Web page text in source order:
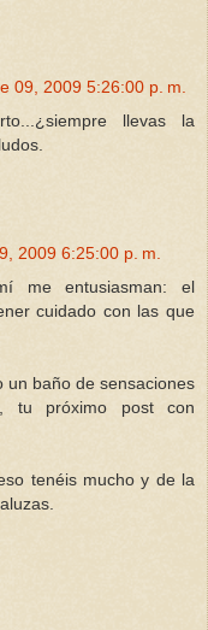
09, 2009 5:26:00 p. m.
llevas la
2009 6:25:00 p. m.
me entusiasman: el
cuidado con las que
un baño de sensaciones
tu próximo post con
tenéis mucho y de la